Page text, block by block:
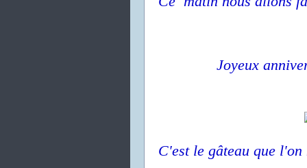
Joyeux
C'est le gâteau que